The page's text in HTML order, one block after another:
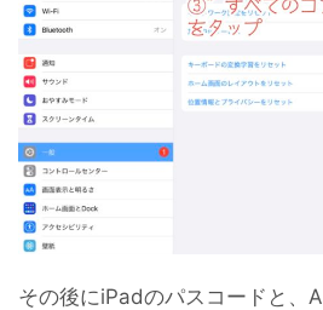
その後にiPadのパスコードと、